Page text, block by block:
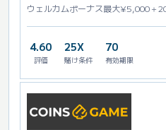
ウェルカムボーナス最大¥5,000＋
4.60
評価
25X
賭け条件
70
有効期限